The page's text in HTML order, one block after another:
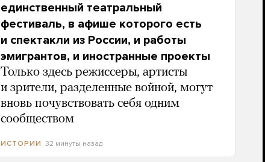
единственный театральный
фестиваль, в афише которого есть
и спектакли из России, и работы
эмигрантов, и иностранные проекты
Только здесь режиссеры, артисты
и зрители, разделенные войной, могут
вновь почувствовать себя одним
сообществом
ИСТОРИИ 32 минуты назад